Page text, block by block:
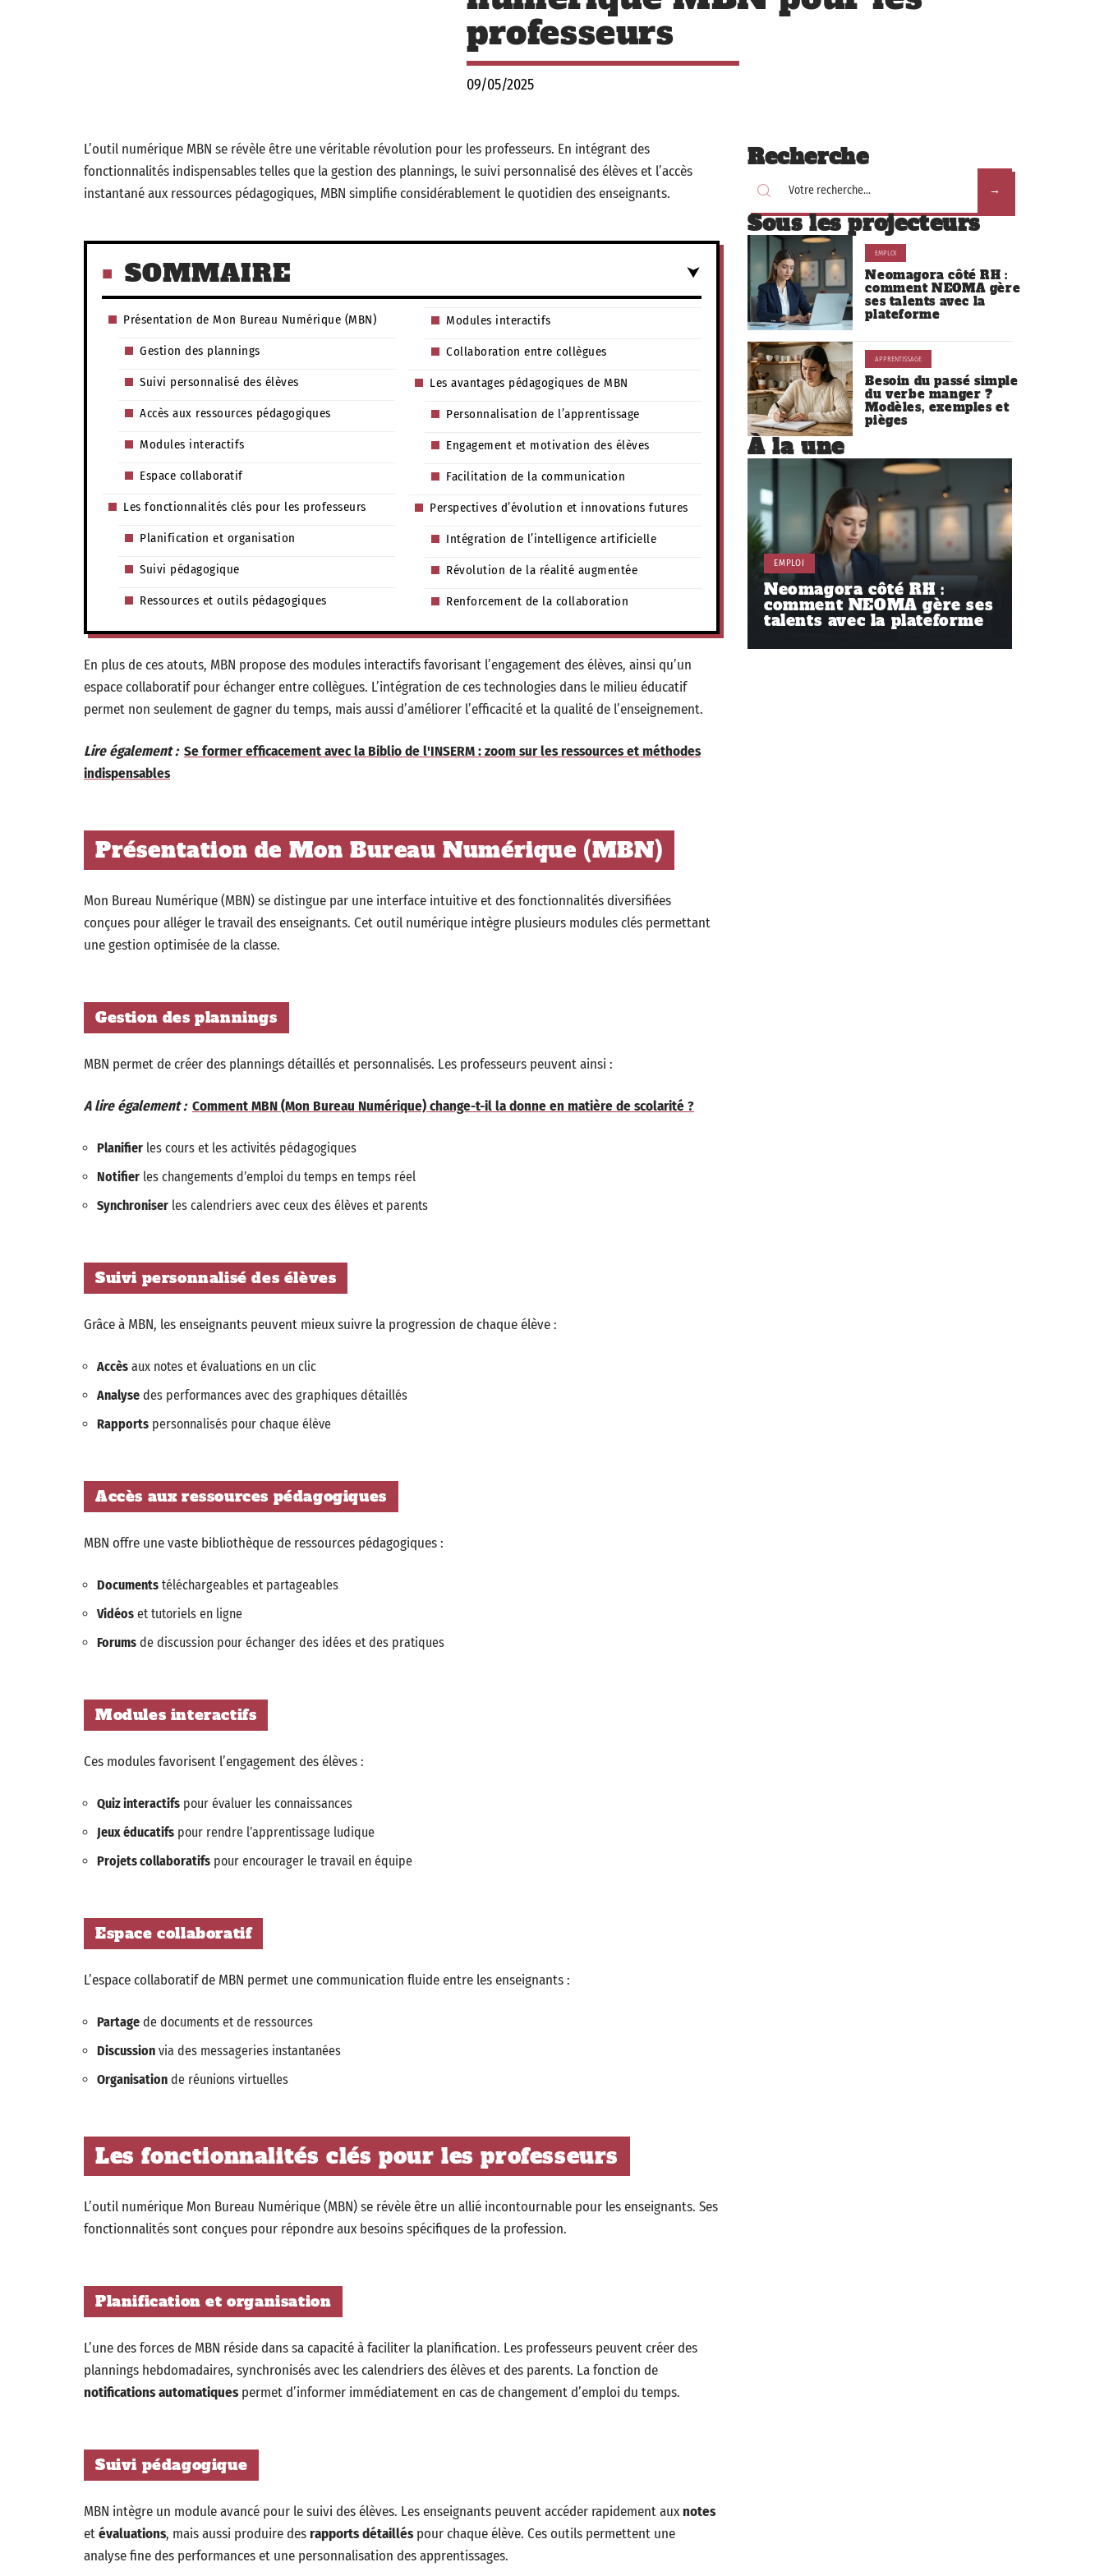
professeurs
09/05/2025
L’outil numérique MBN se révèle être une véritable révolution pour les professeurs. En intégrant des
fonctionnalités indispensables telles que la gestion des plannings, le suivi personnalisé des élèves et l’accès
instantané aux ressources pédagogiques, MBN simplifie considérablement le quotidien des enseignants.
SOMMAIRE
Présentation de Mon Bureau Numérique (MBN)
Gestion des plannings
Suivi personnalisé des élèves
Accès aux ressources pédagogiques
Modules interactifs
Espace collaboratif
Les fonctionnalités clés pour les professeurs
Planification et organisation
Suivi pédagogique
Ressources et outils pédagogiques
Modules interactifs
Collaboration entre collègues
Les avantages pédagogiques de MBN
Personnalisation de l’apprentissage
Engagement et motivation des élèves
Facilitation de la communication
Perspectives d’évolution et innovations futures
Intégration de l’intelligence artificielle
Révolution de la réalité augmentée
Renforcement de la collaboration
En plus de ces atouts, MBN propose des modules interactifs favorisant l’engagement des élèves, ainsi qu’un
espace collaboratif pour échanger entre collègues. L’intégration de ces technologies dans le milieu éducatif
permet non seulement de gagner du temps, mais aussi d’améliorer l’efficacité et la qualité de l’enseignement.
Lire également : Se former efficacement avec la Biblio de l'INSERM : zoom sur les ressources et méthodes
indispensables
Présentation de Mon Bureau Numérique (MBN)
Mon Bureau Numérique (MBN) se distingue par une interface intuitive et des fonctionnalités diversifiées
conçues pour alléger le travail des enseignants. Cet outil numérique intègre plusieurs modules clés permettant
une gestion optimisée de la classe.
Gestion des plannings
MBN permet de créer des plannings détaillés et personnalisés. Les professeurs peuvent ainsi :
A lire également : Comment MBN (Mon Bureau Numérique) change-t-il la donne en matière de scolarité ?
Planifier les cours et les activités pédagogiques
Notifier les changements d’emploi du temps en temps réel
Synchroniser les calendriers avec ceux des élèves et parents
Suivi personnalisé des élèves
Grâce à MBN, les enseignants peuvent mieux suivre la progression de chaque élève :
Accès aux notes et évaluations en un clic
Analyse des performances avec des graphiques détaillés
Rapports personnalisés pour chaque élève
Accès aux ressources pédagogiques
MBN offre une vaste bibliothèque de ressources pédagogiques :
Documents téléchargeables et partageables
Vidéos et tutoriels en ligne
Forums de discussion pour échanger des idées et des pratiques
Modules interactifs
Ces modules favorisent l’engagement des élèves :
Quiz interactifs pour évaluer les connaissances
Jeux éducatifs pour rendre l’apprentissage ludique
Projets collaboratifs pour encourager le travail en équipe
Espace collaboratif
L’espace collaboratif de MBN permet une communication fluide entre les enseignants :
Partage de documents et de ressources
Discussion via des messageries instantanées
Organisation de réunions virtuelles
Les fonctionnalités clés pour les professeurs
L’outil numérique Mon Bureau Numérique (MBN) se révèle être un allié incontournable pour les enseignants. Ses
fonctionnalités sont conçues pour répondre aux besoins spécifiques de la profession.
Planification et organisation
L’une des forces de MBN réside dans sa capacité à faciliter la planification. Les professeurs peuvent créer des
plannings hebdomadaires, synchronisés avec les calendriers des élèves et des parents. La fonction de
notifications automatiquespermet d’informer immédiatement en cas de changement d’emploi du temps.
Suivi pédagogique
MBN intègre un module avancé pour le suivi des élèves. Les enseignants peuvent accéder rapidement auxnotes
etévaluations, mais aussi produire desrapports détailléspour chaque élève. Ces outils permettent une
analyse fine des performances et une personnalisation des apprentissages.
Recherche
Sous les projecteurs
EMPLOI
Neomagora côté RH :
comment NEOMA gère
ses talents avec la
plateforme
APPRENTISSAGE
Besoin du passé simple
du verbe manger ?
Modèles, exemples et
pièges
À la une
EMPLOI
Neomagora côté RH :
comment NEOMA gère ses
talents avec la plateforme